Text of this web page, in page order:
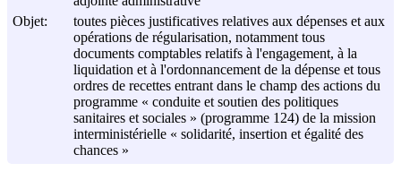
Objet:
toutes pièces justificatives relatives aux dépenses et aux
opérations de régularisation, notamment tous
documents comptables relatifs à l'engagement, à la
liquidation et à l'ordonnancement de la dépense et tous
ordres de recettes entrant dans le champ des actions du
programme « conduite et soutien des politiques
sanitaires et sociales » (programme 124) de la mission
interministérielle « solidarité, insertion et égalité des
chances »